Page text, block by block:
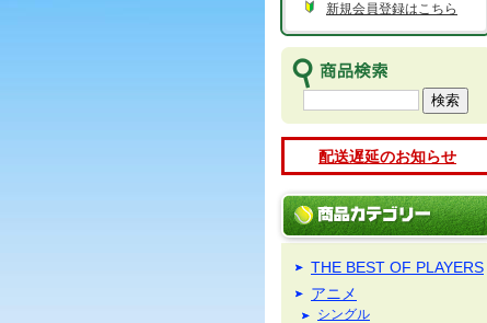
新規会員登録はこちら
配送遅延のお知らせ
THE BEST OF PLAYERS
アニメ
シングル